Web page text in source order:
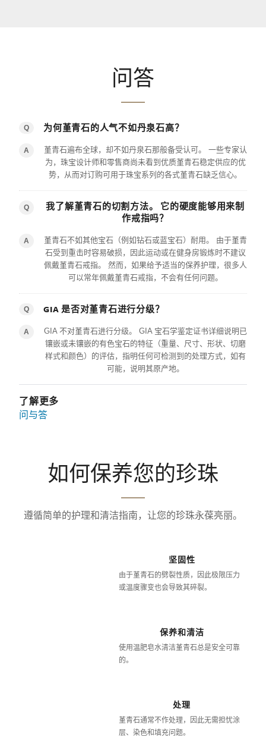
问答
Q 为何堇青石的人气不如丹泉石高？
A
堇青石遍布全球，却不如丹泉石那般备受认可。 一些专家认
为，珠宝设计师和零售商尚未看到优质堇青石稳定供应的优
势，从而对订购可用于珠宝系列的各式堇青石缺乏信心。
Q
我了解堇青石的切割方法。 它的硬度能够用来制
作戒指吗？
A
堇青石不如其他宝石（例如钻石或蓝宝石）耐用。 由于堇青
石受到重击时容易破损，因此运动或在健身房锻炼时不建议
佩戴堇青石戒指。 然而，如果给予适当的保养护理，很多人
可以常年佩戴堇青石戒指，不会有任何问题。
Q GIA 是否对堇青石进行分级？
A
GIA 不对堇青石进行分级。 GIA 宝石学鉴定证书详细说明已
镶嵌或未镶嵌的有色宝石的特征（重量、尺寸、形状、切磨
样式和颜色）的评估，指明任何可检测到的处理方式，如有
可能，说明其原产地。
了解更多
问与答
如何保养您的珍珠
遵循简单的护理和清洁指南，让您的珍珠永葆亮丽。
坚固性
由于堇青石的劈裂性质，因此极限压力
或温度骤变也会导致其碎裂。
保养和清洁
使用温肥皂水清洁堇青石总是安全可靠
的。
处理
堇青石通常不作处理，因此无需担忧涂
层、染色和填充问题。